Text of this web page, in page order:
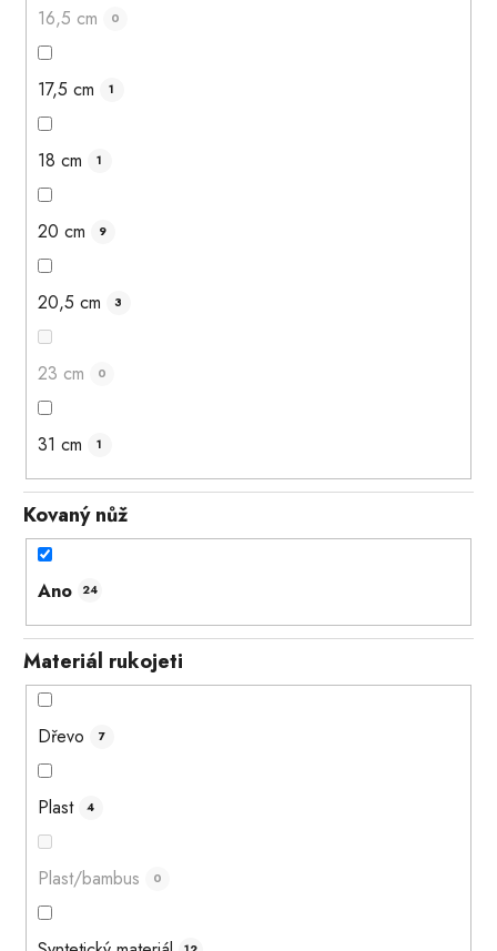
16,5 cm 0
17,5 cm 1
18 cm 1
20 cm 9
20,5 cm 3
23 cm 0
31 cm 1
Kovaný nůž
Ano 24
Materiál rukojeti
Dřevo 7
Plast 4
Plast/bambus 0